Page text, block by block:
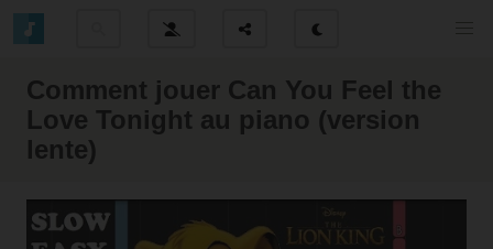
Comment jouer Can You Feel the
Love Tonight au piano (version
lente)